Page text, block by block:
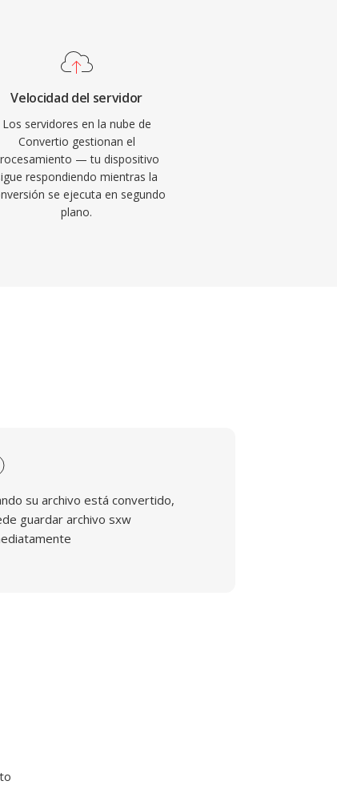
Velocidad del servidor
Los servidores en la nube de
Convertio gestionan el
— tu dispositivo
respondiendo mientras la
se ejecuta en segundo
plano.
su archivo está convertido,
guardar archivo sxw